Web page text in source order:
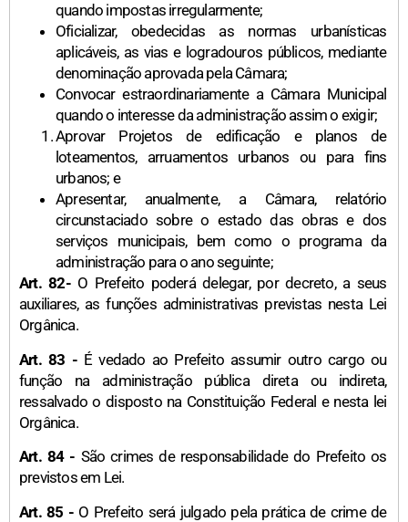
quando impostas irregularmente;
Oficializar, obedecidas as normas urbanísticas
aplicáveis, as vias e logradouros públicos, mediante
denominação aprovada pela Câmara;
Convocar estraordinariamente a Câmara Municipal
quando o interesse da administração assim o exigir;
Aprovar Projetos de edificação e planos de
loteamentos, arruamentos urbanos ou para fins
urbanos; e
Apresentar, anualmente, a Câmara, relatório
circunstaciado sobre o estado das obras e dos
serviços municipais, bem como o programa da
administração para o ano seguinte;
Art. 82-O Prefeito poderá delegar, por decreto, a seus
auxiliares, as funções administrativas previstas nesta Lei
Orgânica.
Art. 83 -É vedado ao Prefeito assumir outro cargo ou
função na administração pública direta ou indireta,
ressalvado o disposto na Constituição Federal e nesta lei
Orgânica.
Art. 84 - São crimes de responsabilidade do Prefeito os
previstos em Lei.
Art. 85 -O Prefeito será julgado pela prática de crime de